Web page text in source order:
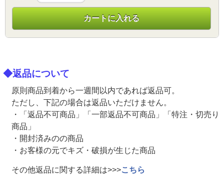
カートに入れる
◆返品について
原則商品到着から一週間以内であれば返品可。
ただし、下記の場合は返品いただけません。
・「返品不可商品」「一部返品不可商品」「特注・切売り
商品」
・開封済みのの商品
・お客様の元でキズ・破損が生じた商品
その他返品に関する詳細は>>>こちら